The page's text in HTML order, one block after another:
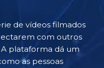
de vídeos filmados
com outros
plataforma dá um
as pessoas